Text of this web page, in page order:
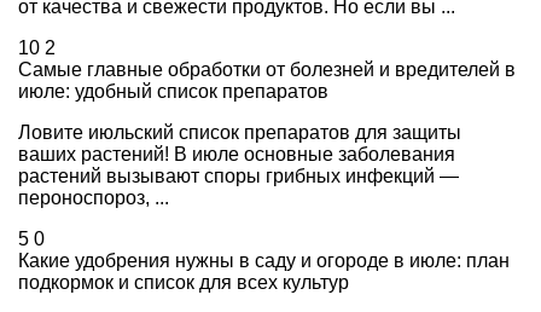
от качества и свежести продуктов. Но если вы ...
10 2
Самые главные обработки от болезней и вредителей в
июле: удобный список препаратов
Ловите июльский список препаратов для защиты
ваших растений! В июле основные заболевания
растений вызывают споры грибных инфекций —
пероноспороз, ...
5 0
Какие удобрения нужны в саду и огороде в июле: план
подкормок и список для всех культур